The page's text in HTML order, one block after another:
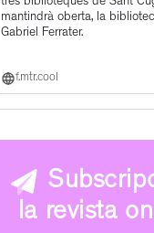
mantindrà oberta, la
Gabriel Ferrater.
f.mtr.cool
la revista